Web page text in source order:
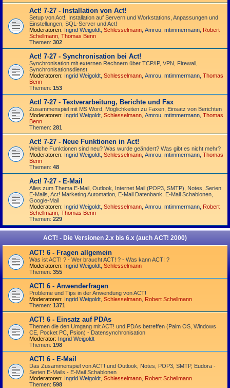
Act! 7-27 - Installation von Act!
Setup von Act!, Installation auf Servern und Workstations, Anpassungen und
Einstellungen, SQL-Server und Act!
Moderatoren: Ingrid Weigoldt Schlesselmann Amrou mtimmermann Robert
Schellmann Thomas Benn
Themen: 302
Act! 7-27 - Synchronisation bei Act!
Synchro­nisation mit externen Rechnern über TCP/IP, VPN, Firewall,
Synchroni­sations­dienst
Moderatoren: Ingrid Weigoldt Schlesselmann Amrou mtimmermann Thomas
Benn
Themen: 153
Act! 7-27 - Text­­ver­arbei­tung, Berichte und Fax
Zusammenspiel mit MS Word, Möglichkeiten zu Faxen, Einsatz von Berichten
Moderatoren: Ingrid Weigoldt Schlesselmann Amrou mtimmermann Thomas
Benn
Themen: 281
Act! 7-27 - Neue Funktionen in Act!
Welche Funktionen sind neu? Was wurde geändert? Was gibt es nicht mehr?
Moderatoren: Ingrid Weigoldt Schlesselmann Amrou mtimmermann Thomas
Benn
Themen: 48
Act! 7-27 - E-Mail
Alles zum Thema E-Mail, Outlook, Internet Mail (POP3, SMTP), Notes, Serien
E-Mails, Act! Marketing Automation, E-Mail Datenbank, E-Mail Schablonen,
Google-Mail
Moderatoren: Ingrid Weigoldt Schlesselmann Amrou mtimmermann Robert
Schellmann Thomas Benn
Themen: 229
ACT! - Die Versionen 2.x bis 6.x (auch ACT! 2000)
ACT! 6 - Fragen allgemein
Was ist ACT! ? - Wer braucht ACT! ? - Was kann ACT! ?
Moderatoren: Ingrid Weigoldt Schlesselmann
Themen: 355
ACT! 6 - Anwender­fragen
Probleme und Tips in der Anwendung von ACT!
Moderatoren: Ingrid Weigoldt Schlesselmann Robert Schellmann
Themen: 1371
ACT! 6 - Einsatz auf PDAs
Themen die den Umgang mit ACT! und PDAs betreffen (Palm OS, Windows
CE, Pocket PC, Psion) - Datensynchronisation
Moderator: Ingrid Weigoldt
Themen: 198
ACT! 6 - E-Mail
Das Zusammen­spiel von ACT! und Outlook, Notes, POP3, SMTP, Eudora -
Serien E-Mails - E-Mail Schablonen
Moderatoren: Ingrid Weigoldt Schlesselmann Robert Schellmann
Themen: 598